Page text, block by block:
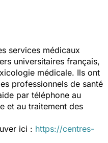
services médicaux
universitaires français,
médicale. Ils ont
professionnels de santé
par téléphone au
et au traitement des
ici : https://centres-